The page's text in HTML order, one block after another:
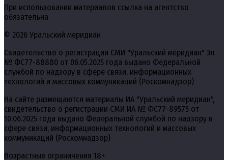
При использовании материалов ссылка на агентство
обязательна
© 2026 Уральский меридиан
Свидетельство о регистрации СМИ "Уральский меридиан" Эл
№ ФС77-88880 от 06.05.2025 года выдано Федеральной
службой по надзору в сфере связи, информационных
технологий и массовых коммуникаций (Роскомнадзор)
На сайте размещаются материалы ИА "Уральский меридиан",
свидетельство о регистрации СМИ ИА № ФС77-89575 от
10.06.2025 года выдано Федеральной службой по надзору в
сфере связи, информационных технологий и массовых
коммуникаций (Роскомнадзор)
Возрастные ограничения 18+